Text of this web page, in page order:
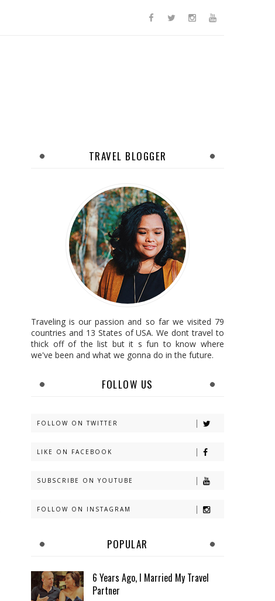
TRAVEL BLOGGER
Traveling is our passion and so far we visited 79
countries and 13 States of USA. We dont travel to
thick off of the list but it s fun to know where
we've been and what we gonna do in the future.
FOLLOW US
FOLLOW ON TWITTER
LIKE ON FACEBOOK
SUBSCRIBE ON YOUTUBE
FOLLOW ON INSTAGRAM
POPULAR
6 Years Ago, I Married My Travel
Partner